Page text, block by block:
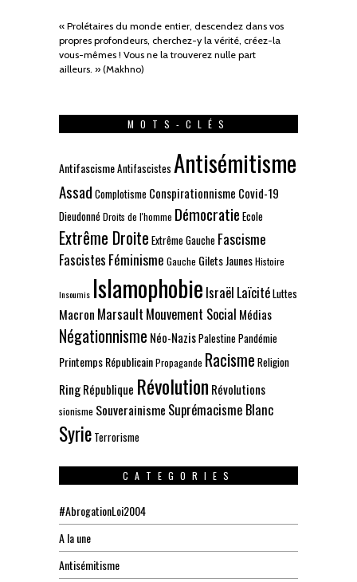
« Prolétaires du monde entier, descendez dans vos
propres profondeurs, cherchez-y la vérité, créez-la
vous-mêmes ! Vous ne la trouverez nulle part
ailleurs. » (Makhno)
MOTS-CLÉS
AntifascismeAntifascistes Antisémitisme
Assad Complotisme Conspirationnisme Covid-19
DieudonnéDroits de l'homme Démocratie Ecole
Extrême Droite Extrême Gauche Fascisme
Fascistes Féminisme Gauche Gilets JaunesHistoire
Insoumis Islamophobie Israël LaïcitéLuttes
Macron Marsault Mouvement Social Médias
Négationnisme Néo-NazisPalestinePandémie
Printemps RépublicainPropagande Racisme Religion
RingRépublique Révolution Révolutions
sionisme Souverainisme Suprémacisme Blanc
Syrie Terrorisme
CATEGORIES
#AbrogationLoi2004
A la une
Antisémitisme